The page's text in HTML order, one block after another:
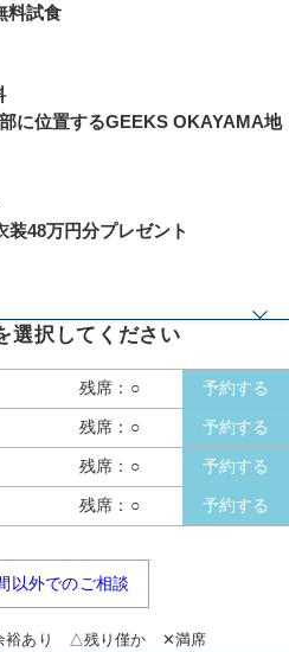
料試食
に位置するGEEKS OKAYAMA地
装48万円分プレゼント
。その他、特典プラン併用不可
選択してください
残席：○ 予約する
残席：○ 予約する
残席：○ 予約する
残席：○ 予約する
以外でのご相談
裕あり △残り僅か ✕満席